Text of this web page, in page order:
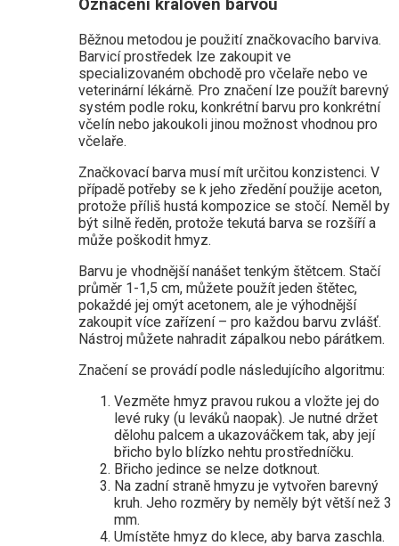
Označení královen barvou
Běžnou metodou je použití značkovacího barviva.
Barvicí prostředek lze zakoupit ve
specializovaném obchodě pro včelaře nebo ve
veterinární lékárně. Pro značení lze použít barevný
systém podle roku, konkrétní barvu pro konkrétní
včelín nebo jakoukoli jinou možnost vhodnou pro
včelaře.
Značkovací barva musí mít určitou konzistenci. V
případě potřeby se k jeho zředění použije aceton,
protože příliš hustá kompozice se stočí. Neměl by
být silně ředěn, protože tekutá barva se rozšíří a
může poškodit hmyz.
Barvu je vhodnější nanášet tenkým štětcem. Stačí
průměr 1-1,5 cm, můžete použít jeden štětec,
pokaždé jej omýt acetonem, ale je výhodnější
zakoupit více zařízení – pro každou barvu zvlášť.
Nástroj můžete nahradit zápalkou nebo párátkem.
Značení se provádí podle následujícího algoritmu:
Vezměte hmyz pravou rukou a vložte jej do
levé ruky (u leváků naopak). Je nutné držet
dělohu palcem a ukazováčkem tak, aby její
břicho bylo blízko nehtu prostředníčku.
Břicho jedince se nelze dotknout.
Na zadní straně hmyzu je vytvořen barevný
kruh. Jeho rozměry by neměly být větší než 3
mm.
Umístěte hmyz do klece, aby barva zaschla.